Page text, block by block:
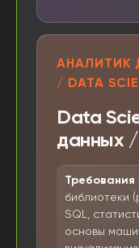
АНАЛИТИК
/ DATA
Data
данных
Требования
библиотеки
SQL,
основы